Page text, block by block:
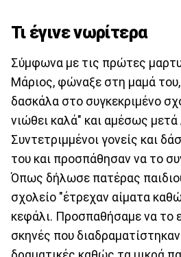
Τι έγινε νωρίτερα
Σύμφωνα με τις πρώτες
Μάριος, φώναξε στη μαμά του,
δασκάλα στο συγκεκριμένο
νιώθει καλά" και αμέσως μετά
Συντετριμμένοι γονείς και
του και προσπάθησαν να το
Όπως δήλωσε πατέρας
σχολείο "έτρεχαν αίματα
κεφάλι. Προσπαθήσαμε να το
σκηνές που διαδραματίστηκαν